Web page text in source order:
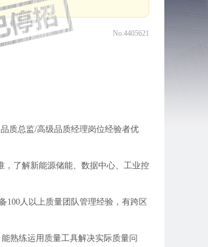
No.4405621
质总监/高级品质经理岗位经验者优
，了解新能源储能、数据中心、工业控
100人以上质量团队管理经验，有跨区
熟练运用质量工具解决实际质量问